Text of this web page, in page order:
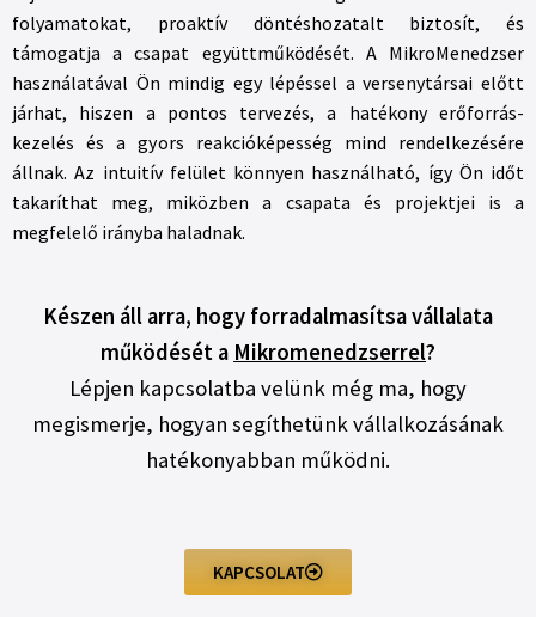
folyamatokat, proaktív döntéshozatalt biztosít, és
támogatja a csapat együttműködését. A MikroMenedzser
használatával Ön mindig egy lépéssel a versenytársai előtt
járhat, hiszen a pontos tervezés, a hatékony erőforrás-
kezelés és a gyors reakcióképesség mind rendelkezésére
állnak. Az intuitív felület könnyen használható, így Ön időt
takaríthat meg, miközben a csapata és projektjei is a
megfelelő irányba haladnak.
Készen áll arra, hogy forradalmasítsa vállalata
működését a Mikromenedzserrel?
Lépjen kapcsolatba velünk még ma, hogy
megismerje, hogyan segíthetünk vállalkozásának
hatékonyabban működni.
KAPCSOLAT